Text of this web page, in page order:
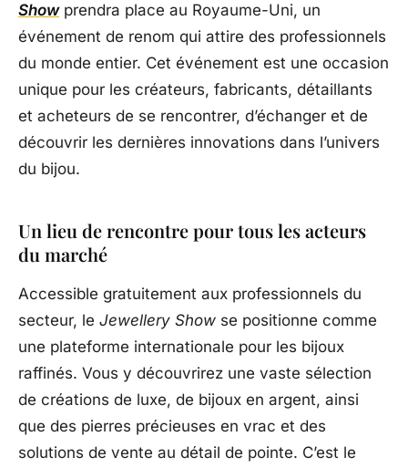
Showprendra place au Royaume-Uni, un
événement de renom qui attire des professionnels
du monde entier. Cet événement est une occasion
unique pour les créateurs, fabricants, détaillants
et acheteurs de se rencontrer, d’échanger et de
découvrir les dernières innovations dans l’univers
du bijou.
Un lieu de rencontre pour tous les acteurs
du marché
Accessible gratuitement aux professionnels du
secteur, le Jewellery Show se positionne comme
une plateforme internationale pour les bijoux
raffinés. Vous y découvrirez une vaste sélection
de créations de luxe, de bijoux en argent, ainsi
que des pierres précieuses en vrac et des
solutions de vente au détail de pointe. C’est le